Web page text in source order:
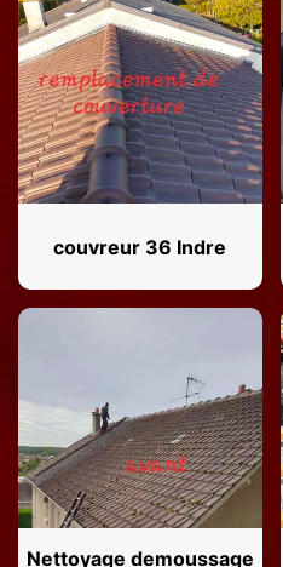
couvreur 36 Indre
Nettoyage demoussage